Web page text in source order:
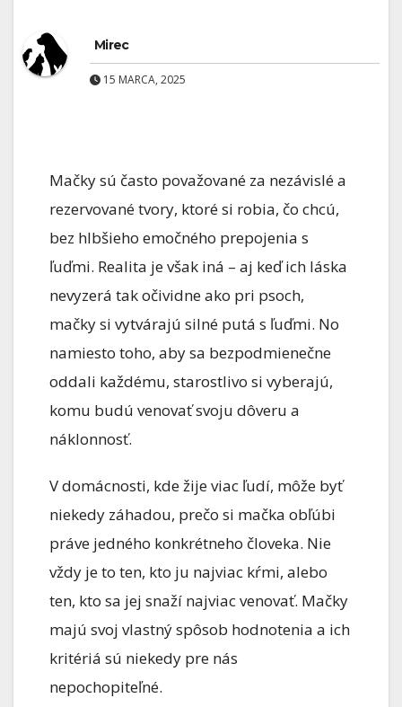
Mirec
15 MARCA, 2025
Mačky sú často považované za nezávislé a
rezervované tvory, ktoré si robia, čo chcú,
bez hlbšieho emočného prepojenia s
ľuďmi. Realita je však iná – aj keď ich láska
nevyzerá tak očividne ako pri psoch,
mačky si vytvárajú silné putá s ľuďmi. No
namiesto toho, aby sa bezpodmienečne
oddali každému, starostlivo si vyberajú,
komu budú venovať svoju dôveru a
náklonnosť.
V domácnosti, kde žije viac ľudí, môže byť
niekedy záhadou, prečo si mačka obľúbi
práve jedného konkrétneho človeka. Nie
vždy je to ten, kto ju najviac kŕmi, alebo
ten, kto sa jej snaží najviac venovať. Mačky
majú svoj vlastný spôsob hodnotenia a ich
kritériá sú niekedy pre nás
nepochopiteľné.